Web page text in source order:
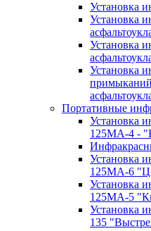
Установка
Установка
Установка
Установка
Портативные
Установка
125МA-4 -
Установка
125МA-6
Установка
125МA-5
Установка
135